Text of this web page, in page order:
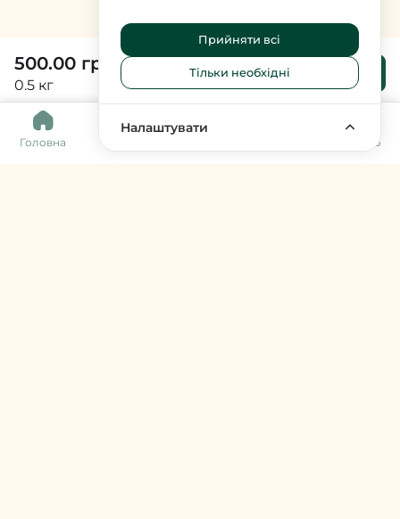
Головна Меню
500.00 грн
0.5 кг
кошика
Прийняти всі
Тільки необхідні
Налаштувати